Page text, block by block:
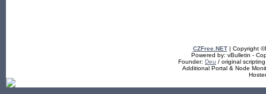
CZFree.NET| Copyright
Powered by: vBulletin -
Founder: Deu / original
Additional Portal & Node